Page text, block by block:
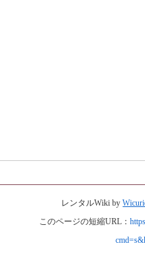
レンタルWiki by
このページの短縮URL：